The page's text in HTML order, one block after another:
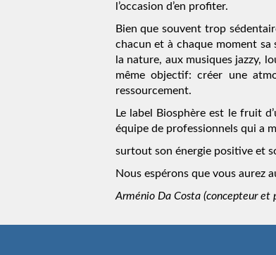
l’occasion d’en profiter.
Bien que souvent trop
chacun et à chaque moment sa
la nature, aux musiques jazzy,
même objectif: créer une
ressourcement.
Le label Biosphère est le fruit
équipe de professionnels qui a
surtout son énergie positive et
Nous espérons que vous aurez
Arménio Da Costa (concepteur et